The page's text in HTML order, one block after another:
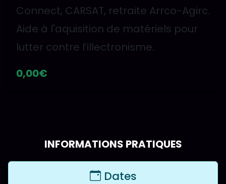
Connect, CARSAT, retraite Arrco-Agirc.
Aide à l'aquisition de matériels pour
lutter contre l’illectronisme.
0,00€
INFORMATIONS PRATIQUES
Dates